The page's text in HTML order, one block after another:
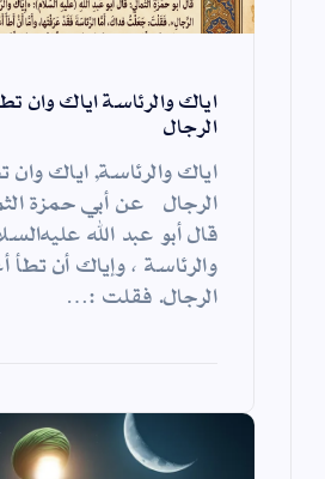
اياك والرئاسة اياك وان
الرجال
اياك والرئاسة, اياك
الرجال عن أبي حمزة
قال أبو عبد الله
والرئاسة ، وإياك أن
الرجال. فقلت :…